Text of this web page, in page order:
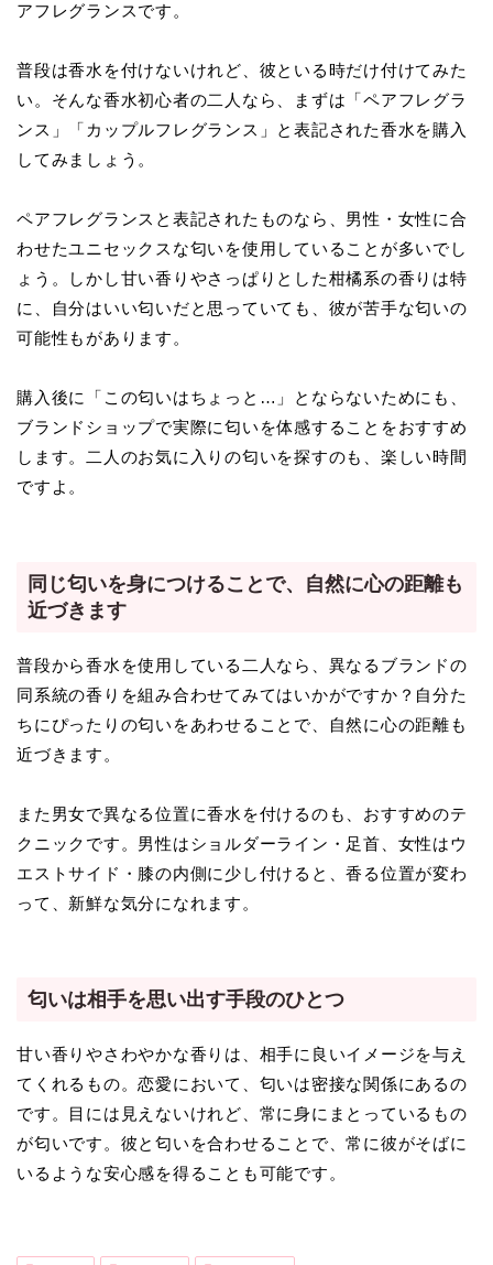
アフレグランスです。
普段は香水を付けないけれど、彼といる時だけ付けてみた
い。そんな香水初心者の二人なら、まずは「ペアフレグラ
ンス」「カップルフレグランス」と表記された香水を購入
してみましょう。
ペアフレグランスと表記されたものなら、男性・女性に合
わせたユニセックスな匂いを使用していることが多いでし
ょう。しかし甘い香りやさっぱりとした柑橘系の香りは特
に、自分はいい匂いだと思っていても、彼が苦手な匂いの
可能性もがあります。
購入後に「この匂いはちょっと…」とならないためにも、
ブランドショップで実際に匂いを体感することをおすすめ
します。二人のお気に入りの匂いを探すのも、楽しい時間
ですよ。
同じ匂いを身につけることで、自然に心の距離も
近づきます
普段から香水を使用している二人なら、異なるブランドの
同系統の香りを組み合わせてみてはいかがですか？自分た
ちにぴったりの匂いをあわせることで、自然に心の距離も
近づきます。
また男女で異なる位置に香水を付けるのも、おすすめのテ
クニックです。男性はショルダーライン・足首、女性はウ
エストサイド・膝の内側に少し付けると、香る位置が変わ
って、新鮮な気分になれます。
匂いは相手を思い出す手段のひとつ
甘い香りやさわやかな香りは、相手に良いイメージを与え
てくれるもの。恋愛において、匂いは密接な関係にあるの
です。目には見えないけれど、常に身にまとっているもの
が匂いです。彼と匂いを合わせることで、常に彼がそばに
いるような安心感を得ることも可能です。